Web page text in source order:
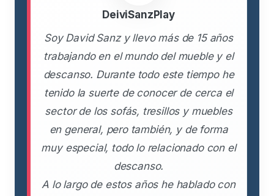
DeiviSanzPlay
Soy David Sanz y llevo más de 15 años
trabajando en el mundo del mueble y el
descanso. Durante todo este tiempo he
tenido la suerte de conocer de cerca el
sector de los sofás, tresillos y muebles
en general, pero también, y de forma
muy especial, todo lo relacionado con el
descanso.
A lo largo de estos años he hablado con